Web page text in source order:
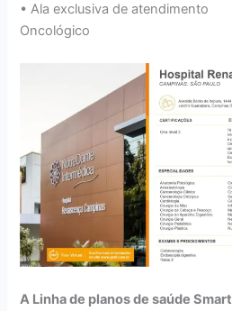
• Ala exclusiva de atendimento
Oncológico
A Linha de planos de saúde Smart